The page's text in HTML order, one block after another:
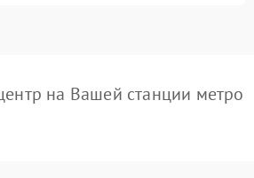
на Вашей станции метро